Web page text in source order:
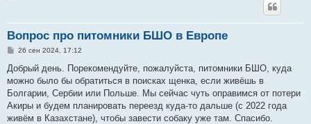
Вопрос про питомники БШО в Европе
С
о
щ
е
и
е
26 сен 2024, 17:12
Добрый день. Порекомендуйте, пожалуйста, питомники БШО, куда
можно было бы обратиться в поисках щенка, если живёшь в
Болгарии, Сербии или Польше. Мы сейчас чуть оправимся от потери
Акиры и будем планировать переезд куда-то дальше (с 2022 года
живём в Казахстане), чтобы завести собаку уже там. Спасибо.